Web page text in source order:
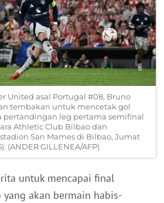
United asal Portugal #08, Bruno
tembakan untuk mencetak gol
pertandingan leg pertama semifinal
Athletic Club Bilbao dan
San Mames di Bilbao, Jumat
(ANDER GILLENEA/AFP)
untuk mencapai final
akan bermain habis-